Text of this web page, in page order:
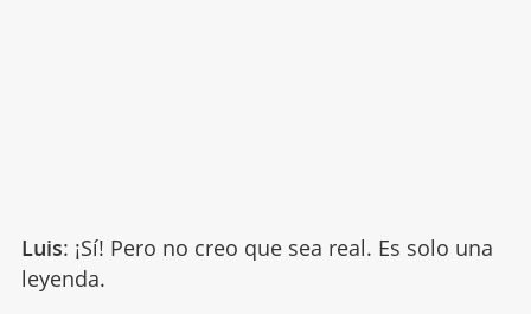
Luis: ¡Sí! Pero no creo que sea real. Es solo una
leyenda.